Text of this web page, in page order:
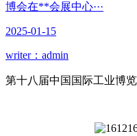
博会在**会展中心···
2025-01-15
writer：admin
第十八届中国国际工业博